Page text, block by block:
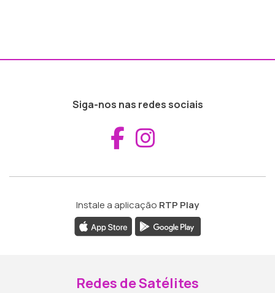
Siga-nos nas redes sociais
Aceder ao
Instale a aplicação RTP Play
Redes de Satélites